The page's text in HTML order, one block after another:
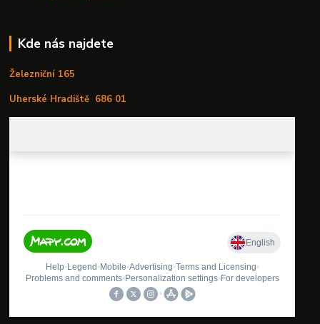
Kde nás najdete
Železniční 165
Uherské Hradiště 686 01